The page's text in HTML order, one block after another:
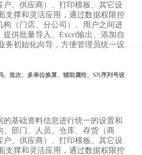
户、供应商）、打印模板、其它设
支撑和灵活应用，通过数据权限控
构（门店、分公司）、用户之间进
供批量导入、Excel输出、添加自
务初始化向导，方便管理员统一设
、批次、多单位换算、辅助属性、SN序列号设
的基础资料信息进行统一的设置和
、部门、人员、仓库、存货（商
户、供应商）、打印模板、其它设
支撑和灵活应用，通过数据权限控